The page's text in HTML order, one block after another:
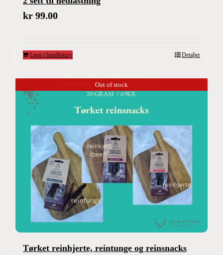
kr 99.00
Legg i handlekurv Detaljer
Out of stock
Tørket reinhjerte, reintunge og reinsnacks